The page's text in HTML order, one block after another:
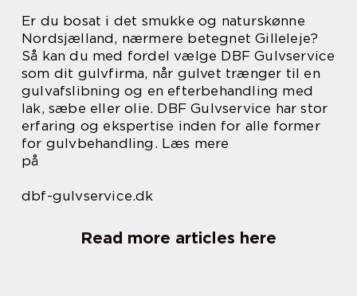
Er du bosat i det smukke og naturskønne
Nordsjælland, nærmere betegnet Gilleleje?
Så kan du med fordel vælge DBF Gulvservice
som dit gulvfirma, når gulvet trænger til en
gulvafslibning og en efterbehandling med
lak, sæbe eller olie. DBF Gulvservice har stor
erfaring og ekspertise inden for alle former
for gulvbehandling. Læs mere
på
dbf-gulvservice.dk
Read more articles here